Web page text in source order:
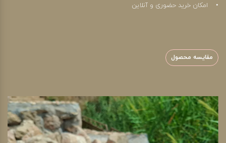
• امکان خرید حضوری و آنلاین
مقایسه محصول